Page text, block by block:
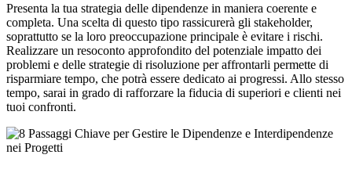
Presenta la tua strategia delle dipendenze in maniera coerente e
completa. Una scelta di questo tipo rassicurerà gli stakeholder,
soprattutto se la loro preoccupazione principale è evitare i rischi.
Realizzare un resoconto approfondito del potenziale impatto dei
problemi e delle strategie di risoluzione per affrontarli permette di
risparmiare tempo, che potrà essere dedicato ai progressi. Allo stesso
tempo, sarai in grado di rafforzare la fiducia di superiori e clienti nei
tuoi confronti.